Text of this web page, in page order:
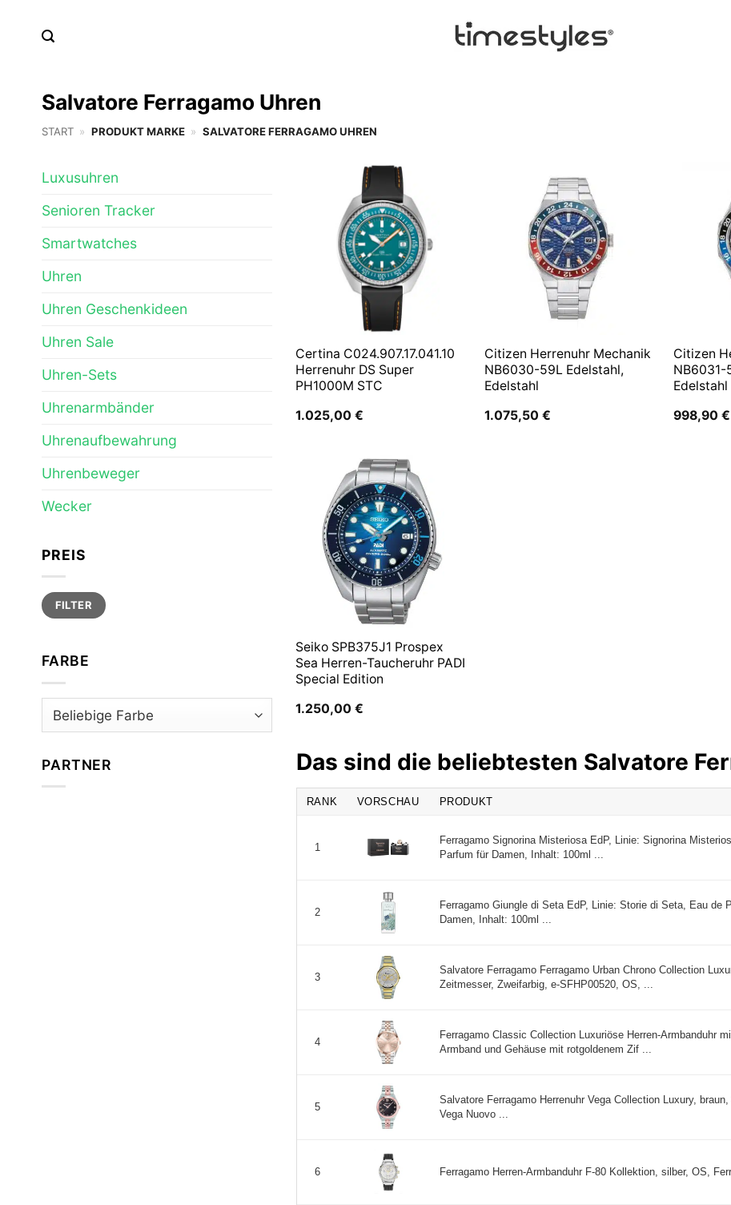
Salvatore Ferragamo Uhren
START » PRODUKT MARKE » SALVATORE FERRAGAMO UHREN
Luxusuhren
Senioren Tracker
Smartwatches
Uhren
Uhren Geschenkideen
Uhren Sale
Uhren-Sets
Uhrenarmbänder
Uhrenaufbewahrung
Uhrenbeweger
Wecker
PREIS
Min.
Preis
Max.
PreisFILTER
FARBE
PARTNER
Certina C024.907.17.041.10
Herrenuhr DS Super
PH1000M STC
1.025,00€
Citizen Herrenuhr Mechanik
NB6030-59L Edelstahl,
Edelstahl
1.075,50 €
Citizen
NB6031-
Edelstahl
998,90 €
Seiko SPB375J1 Prospex
Sea Herren-Taucheruhr PADI
Special Edition
1.250,00€
Das sind die beliebtesten Salvatore
RANK VORSCHAU PRODUKT
1
Ferragamo Signorina Misteriosa EdP, Linie: Signorina
Parfum für Damen, Inhalt: 100ml ...
2
Ferragamo Giungle di Seta EdP, Linie: Storie di Seta, Eau de
Damen, Inhalt: 100ml ...
3
Salvatore Ferragamo Ferragamo Urban Chrono Collection
Zeitmesser, Zweifarbig, e-SFHP00520, OS, ...
4
Ferragamo Classic Collection Luxuriöse Herren-Armbanduhr
Armband und Gehäuse mit rotgoldenem Zif ...
5
Salvatore Ferragamo Herrenuhr Vega Collection Luxury, braun,
Vega Nuovo ...
6 Ferragamo Herren-Armbanduhr F-80 Kollektion, silber, OS,